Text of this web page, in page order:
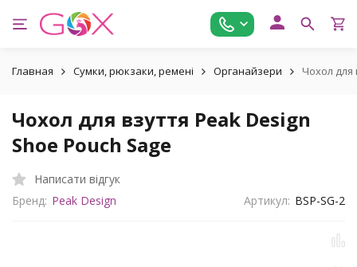
Главная Сумки, рюкзаки, ремені Органайзери Чохол для
Чохол для взуття Peak Design
Shoe Pouch Sage
Написати відгук
Бренд: Peak Design Артикул: BSP-SG-2